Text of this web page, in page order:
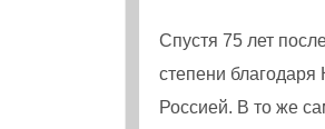
Спустя 75 лет
степени
Россией. В то же